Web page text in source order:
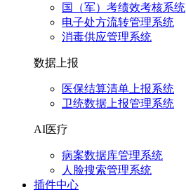
国（军）考绩效考核系统
电子处方流转管理系统
消毒供应管理系统
数据上报
医保结算清单上报系统
卫统数据上报管理系统
AI医疗
病案数据库管理系统
人脸搜索管理系统
插件中心